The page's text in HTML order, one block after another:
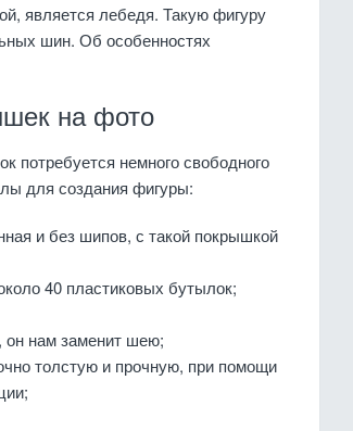
является лебедя. Такую фигуру
шин. Об особенностях
на фото
потребуется немного свободного
для создания фигуры:
и без шипов, с такой покрышкой
40 пластиковых бутылок;
он нам заменит шею;
толстую и прочную, при помощи